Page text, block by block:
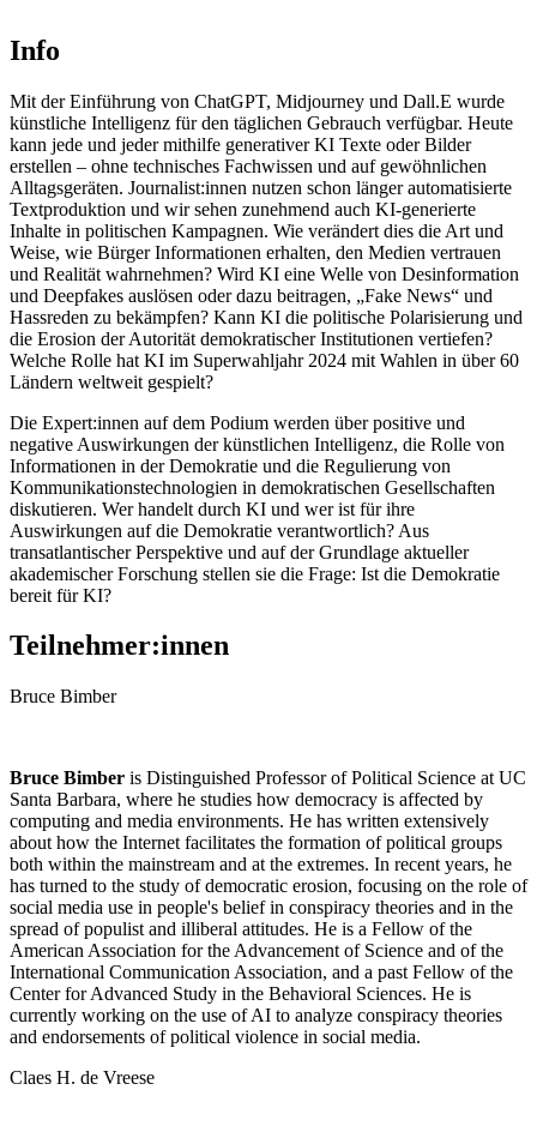
Info
Mit der Einführung von ChatGPT, Midjourney und Dall.E wurde
künstliche Intelligenz für den täglichen Gebrauch verfügbar. Heute
kann jede und jeder mithilfe generativer KI Texte oder Bilder
erstellen – ohne technisches Fachwissen und auf gewöhnlichen
Alltagsgeräten. Journalist:innen nutzen schon länger automatisierte
Textproduktion und wir sehen zunehmend auch KI-generierte
Inhalte in politischen Kampagnen. Wie verändert dies die Art und
Weise, wie Bürger Informationen erhalten, den Medien vertrauen
und Realität wahrnehmen? Wird KI eine Welle von Desinformation
und Deepfakes auslösen oder dazu beitragen, „Fake News“ und
Hassreden zu bekämpfen? Kann KI die politische Polarisierung und
die Erosion der Autorität demokratischer Institutionen vertiefen?
Welche Rolle hat KI im Superwahljahr 2024 mit Wahlen in über 60
Ländern weltweit gespielt?
Die Expert:innen auf dem Podium werden über positive und
negative Auswirkungen der künstlichen Intelligenz, die Rolle von
Informationen in der Demokratie und die Regulierung von
Kommunikationstechnologien in demokratischen Gesellschaften
diskutieren. Wer handelt durch KI und wer ist für ihre
Auswirkungen auf die Demokratie verantwortlich? Aus
transatlantischer Perspektive und auf der Grundlage aktueller
akademischer Forschung stellen sie die Frage: Ist die Demokratie
bereit für KI?
Teilnehmer:innen
Bruce Bimber
Bruce Bimber is Distinguished Professor of Political Science at UC
Santa Barbara, where he studies how democracy is affected by
computing and media environments. He has written extensively
about how the Internet facilitates the formation of political groups
both within the mainstream and at the extremes. In recent years, he
has turned to the study of democratic erosion, focusing on the role of
social media use in people's belief in conspiracy theories and in the
spread of populist and illiberal attitudes. He is a Fellow of the
American Association for the Advancement of Science and of the
International Communication Association, and a past Fellow of the
Center for Advanced Study in the Behavioral Sciences. He is
currently working on the use of AI to analyze conspiracy theories
and endorsements of political violence in social media.
Claes H. de Vreese